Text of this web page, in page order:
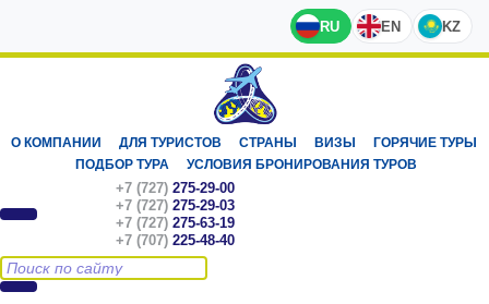
RU EN KZ
О КОМПАНИИ ДЛЯ ТУРИСТОВ СТРАНЫ ВИЗЫ
ГОРЯЧИЕ ТУРЫ
ПОДБОР ТУРА
УСЛОВИЯ БРОНИРОВАНИЯ ТУРОВ
+7 (727) 275-29-00
+7 (727) 275-29-03
+7 (727) 275-63-19
+7 (707) 225-48-40